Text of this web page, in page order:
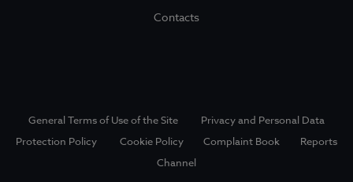
Sustainability
Contacts
General Terms of Use of the Site
Privacy and Personal Data
Protection Policy
Cookie Policy Complaint Book
Reports
Channel